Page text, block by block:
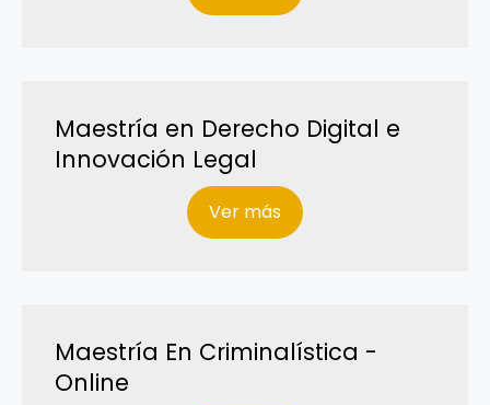
Maestría en Derecho Digital e
Innovación Legal
Ver más
Maestría En Criminalística -
Online